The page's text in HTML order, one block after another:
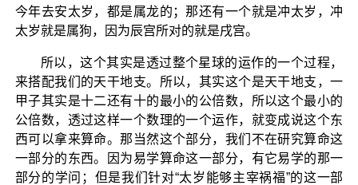
今年去安太岁，都是属龙的；那还有一个就是冲太岁，冲
太岁就是属狗，因为辰宫所对的就是戌宫。
所以，这个其实是透过整个星球的运作的一个过程，
来搭配我们的天干地支。所以，其实这个是天干地支，一
甲子其实是十二还有十的最小的公倍数，所以这个最小的
公倍数，透过这样一个数理的一个运作，就变成说这个东
西可以拿来算命。那当然这个部分，我们不在研究算命这
一部分的东西。因为易学算命这一部分，有它易学的那一
部分的学问；但是我们针对“太岁能够主宰祸福”的这一部